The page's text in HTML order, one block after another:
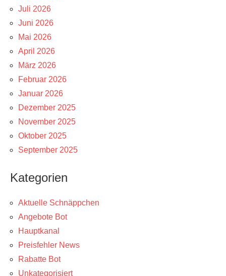
Juli 2026
Juni 2026
Mai 2026
April 2026
März 2026
Februar 2026
Januar 2026
Dezember 2025
November 2025
Oktober 2025
September 2025
Kategorien
Aktuelle Schnäppchen
Angebote Bot
Hauptkanal
Preisfehler News
Rabatte Bot
Unkategorisiert